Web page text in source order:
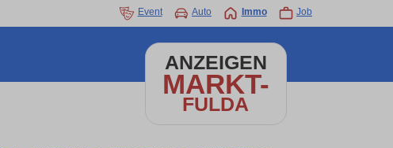
Event Auto Immo Job
ANZEIGEN
MARKT-
FULDA